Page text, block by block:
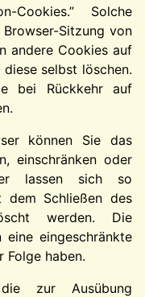
Cookies.” Solche
Sitzung von
andere Cookies auf
selbst löschen.
bei Rückkehr auf
können Sie das
einschränken oder
lassen sich so
dem Schließen des
werden. Die
eingeschränkte
Folge haben.
zur Ausübung